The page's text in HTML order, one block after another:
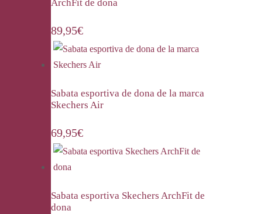
ArchFit de dona
89,95€
Sabata esportiva de dona de la marca
Skechers Air
69,95€
Sabata esportiva Skechers ArchFit de
dona